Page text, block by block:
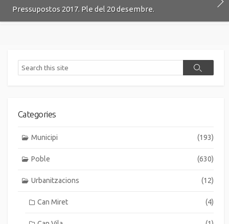
Pressupostos 2017. Ple del 20 desembre.
Search
Search
Categories
Municipi (193)
Poble (630)
Urbanitzacions (12)
Can Miret (4)